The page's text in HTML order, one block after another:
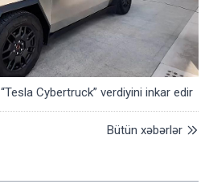
Cybertruck” verdiyini inkar edir
Bütün xəbərlər